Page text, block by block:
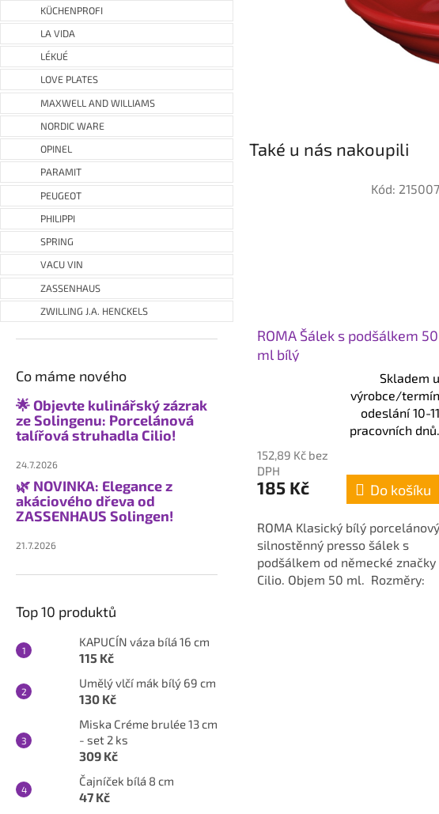
KÜCHENPROFI
LA VIDA
LÉKUÉ
LOVE PLATES
MAXWELL AND WILLIAMS
NORDIC WARE
OPINEL
PARAMIT
PEUGEOT
PHILIPPI
SPRING
VACU VIN
ZASSENHAUS
ZWILLING J.A. HENCKELS
Co máme nového
🌟 Objevte kulinářský zázrak
ze Solingenu: Porcelánová
talířová struhadla Cilio!
24.7.2026
🌿 NOVINKA: Elegance z
akáciového dřeva od
ZASSENHAUS Solingen!
21.7.2026
Top 10 produktů
KAPUCÍN váza bílá 16 cm
115 Kč
Umělý vlčí mák bílý 69 cm
130 Kč
Miska Créme brulée 13 cm
- set 2 ks
309 Kč
Čajníček bílá 8 cm
47 Kč
Také u nás nakoupili
ROMA Šálek s podšálkem 50
ml bílý
je
5,0
z
hvězdiček.
Skladem u
výrobce/termín
odeslání 10-11
pracovních dnů.
152,89 Kč bez
DPH
185 Kč Do košíku
ROMA Klasický bílý porcelánový
silnostěnný presso šálek s
podšálkem od německé značky
Cilio. Objem 50 ml. Rozměry:
Kód: 215007